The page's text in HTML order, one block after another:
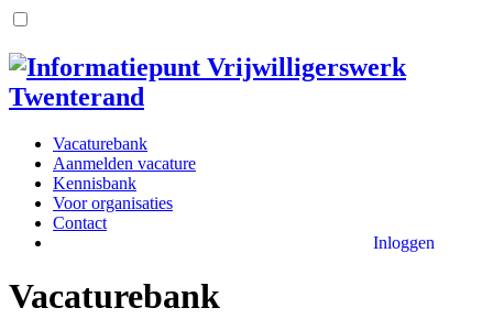
Vacaturebank
Aanmelden vacature
Kennisbank
Voor organisaties
Contact
Inloggen
Vacaturebank